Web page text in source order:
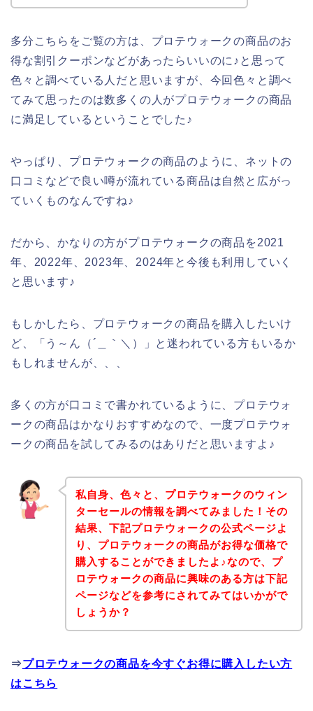
多分こちらをご覧の方は、プロテウォークの商品のお
得な割引クーポンなどがあったらいいのに♪と思って
色々と調べている人だと思いますが、今回色々と調べ
てみて思ったのは数多くの人がプロテウォークの商品
に満足しているということでした♪
やっぱり、プロテウォークの商品のように、ネットの
口コミなどで良い噂が流れている商品は自然と広がっ
ていくものなんですね♪
だから、かなりの方がプロテウォークの商品を2021
年、2022年、2023年、2024年と今後も利用していく
と思います♪
もしかしたら、プロテウォークの商品を購入したいけ
ど、「う～ん（´＿｀＼）」と迷われている方もいるか
もしれませんが、、、
多くの方が口コミで書かれているように、プロテウォ
ークの商品はかなりおすすめなので、一度プロテウォ
ークの商品を試してみるのはありだと思いますよ♪
私自身、色々と、プロテウォークのウィン
ターセールの情報を調べてみました！その
結果、下記プロテウォークの公式ページよ
り、プロテウォークの商品がお得な価格で
購入することができましたよ♪なので、プ
ロテウォークの商品に興味のある方は下記
ページなどを参考にされてみてはいかがで
しょうか？
⇒プロテウォークの商品を今すぐお得に購入したい方
はこちら